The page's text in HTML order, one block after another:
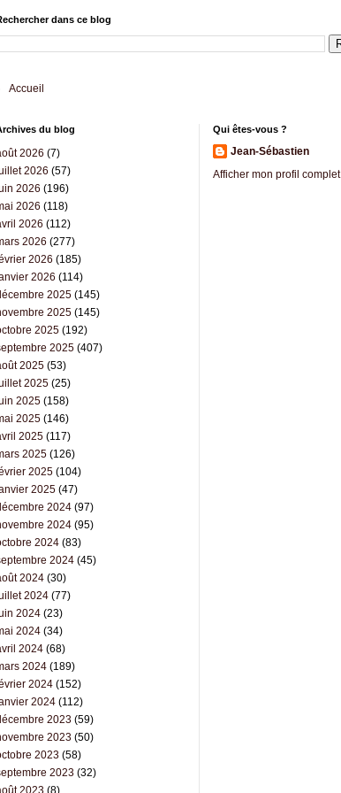
dans ce blog
Accueil
du blog
2026 (7)
2026 (57)
2026 (196)
2026 (118)
2026 (112)
2026 (277)
2026 (185)
2026 (114)
2025(145)
2025(145)
2025(192)
2025(407)
2025(53)
2025(25)
2025(158)
2025(146)
2025(117)
2025(126)
2025(104)
2025(47)
2024(97)
2024(95)
2024(83)
2024(45)
2024(30)
2024(77)
2024(23)
2024(34)
2024(68)
2024(189)
2024(152)
2024(112)
2023(59)
2023(50)
2023(58)
2023(32)
2023(8)
Qui êtes-vous ?
Jean-Sébastien
Afficher mon profil complet